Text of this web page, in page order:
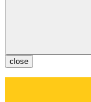
close